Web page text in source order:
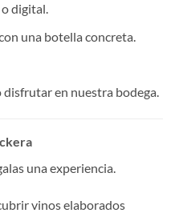
digital.
una botella concreta.
en nuestra bodega.
una experiencia.
vinos elaborados